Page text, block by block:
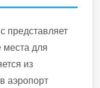
места для
из
аэропорт